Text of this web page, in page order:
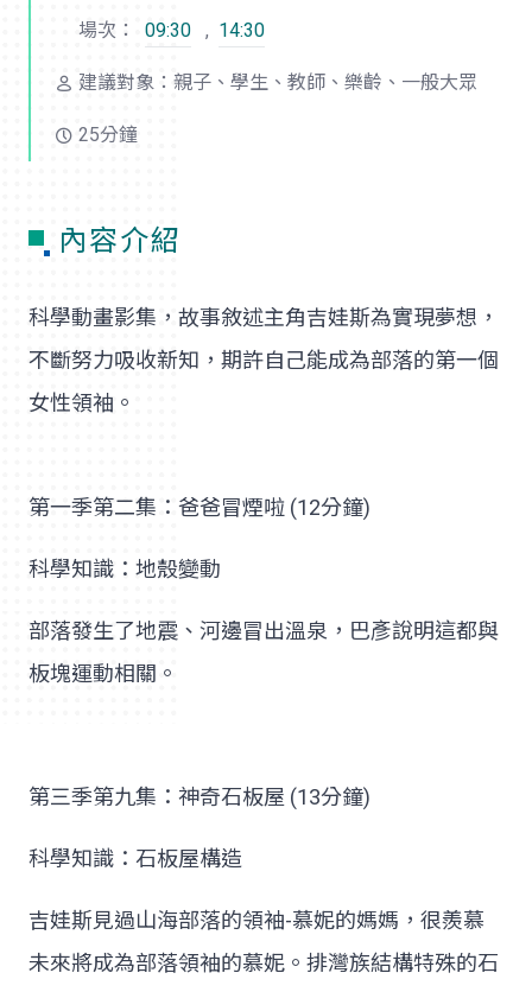
場次：
09:30 , 14:30
建議對象：親子、學生、教師、樂齡、一般大眾
25分鐘
內容介紹
科學動畫影集，故事敘述主角吉娃斯為實現夢想，
不斷努力吸收新知，期許自己能成為部落的第一個
女性領袖。
第一季第二集：爸爸冒煙啦 (12分鐘)
科學知識：地殼變動
部落發生了地震、河邊冒出溫泉，巴彥說明這都與
板塊運動相關。
第三季第九集：神奇石板屋 (13分鐘)
科學知識：石板屋構造
吉娃斯見過山海部落的領袖-慕妮的媽媽，很羨慕
未來將成為部落領袖的慕妮。排灣族結構特殊的石